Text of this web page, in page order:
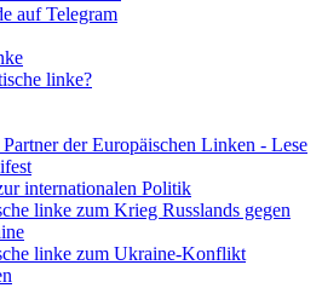
auf Telegram
linke?
der Europäischen Linken - Lese
internationalen Politik
linke zum Krieg Russlands gegen
linke zum Ukraine-Konflikt